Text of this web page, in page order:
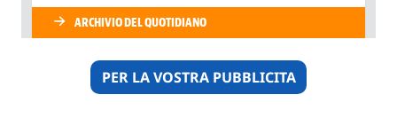
PER LA VOSTRA PUBBLICITA